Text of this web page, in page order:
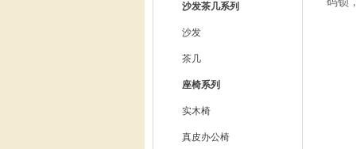
沙发茶几系列
沙发
茶几
座椅系列
实木椅
真皮办公椅